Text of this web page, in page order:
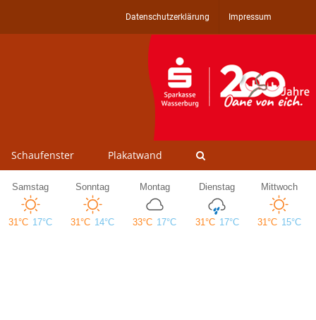
Datenschutzerklärung Impressum
Schaufenster Plakatwand